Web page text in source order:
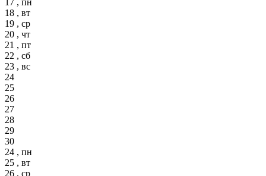
18 , вт
19 , ср
20 , чт
21 , пт
22 , сб
23 , вс
24
25
26
27
28
29
30
24 , пн
25 , вт
26 , ср